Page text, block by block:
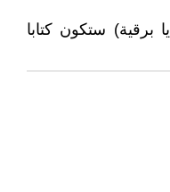
ستكون كتابا